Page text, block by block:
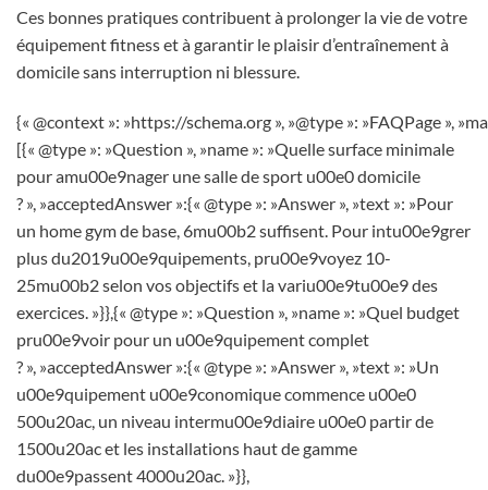
Ces bonnes pratiques contribuent à prolonger la vie de votre
équipement fitness et à garantir le plaisir d’entraînement à
domicile sans interruption ni blessure.
{« @context »: »https://schema.org », »@type »: »FAQPage »,
[{« @type »: »Question », »name »: »Quelle surface minimale
pour amu00e9nager une salle de sport u00e0 domicile
? », »acceptedAnswer »:{« @type »: »Answer », »text »: »Pour
un home gym de base, 6mu00b2 suffisent. Pour intu00e9grer
plus du2019u00e9quipements, pru00e9voyez 10-
25mu00b2 selon vos objectifs et la variu00e9tu00e9 des
exercices. »}},{« @type »: »Question », »name »: »Quel budget
pru00e9voir pour un u00e9quipement complet
? », »acceptedAnswer »:{« @type »: »Answer », »text »: »Un
u00e9quipement u00e9conomique commence u00e0
500u20ac, un niveau intermu00e9diaire u00e0 partir de
1500u20ac et les installations haut de gamme
du00e9passent 4000u20ac. »}},